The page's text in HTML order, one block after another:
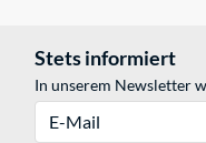
Stets informiert
In unserem Newsletter